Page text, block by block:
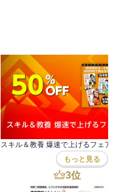
スキル＆教養 爆速で上げるフェア
もっと見る
3位